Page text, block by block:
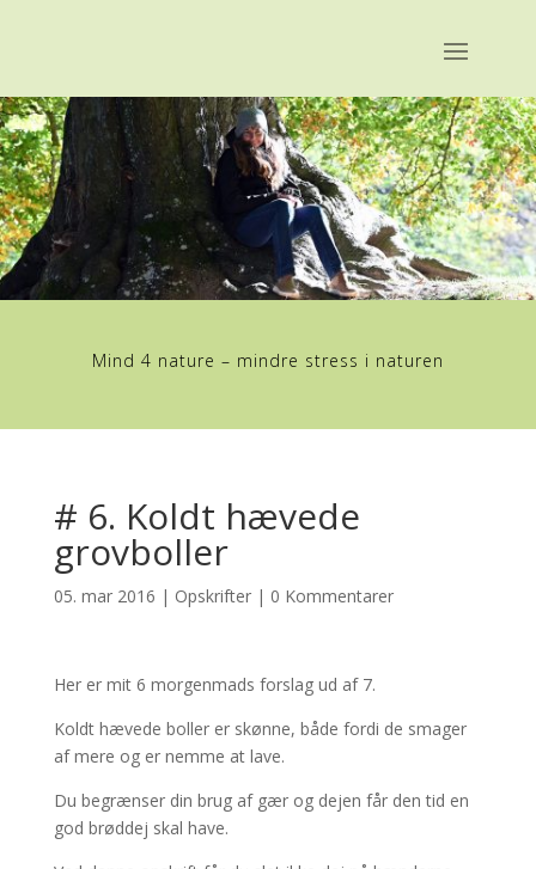
Mind 4 nature – mindre stress i naturen
# 6. Koldt hævede
grovboller
05. mar 2016 | Opskrifter| 0 Kommentarer
Her er mit 6 morgenmads forslag ud af 7.
Koldt hævede boller er skønne, både fordi de smager
af mere og er nemme at lave.
Du begrænser din brug af gær og dejen får den tid en
god brøddej skal have.